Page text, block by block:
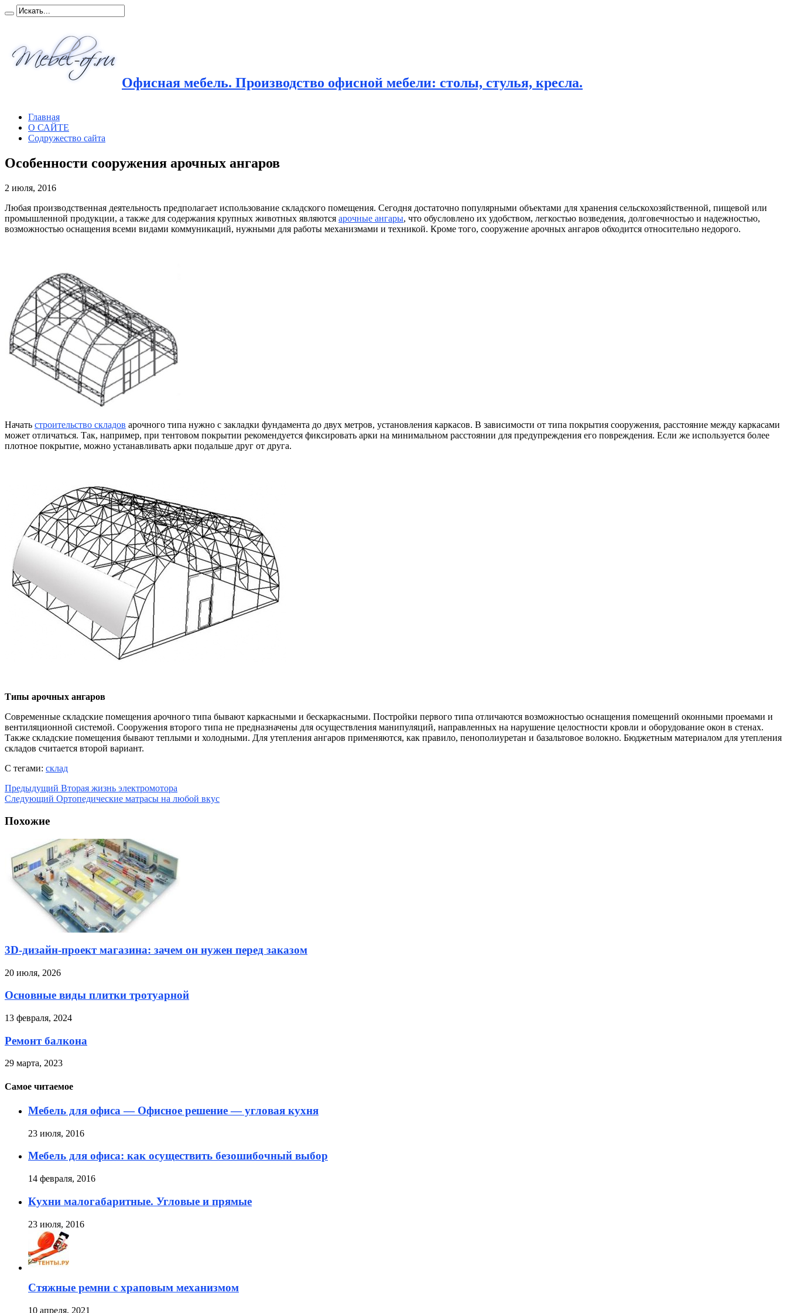
Офисная мебель. Производство офисной мебели: столы, стулья, кресла.
Главная
О САЙТЕ
Содружество сайта
Особенности сооружения арочных ангаров
2 июля, 2016
Любая производственная деятельность предполагает использование складского помещения. Сегодня достаточно популярными объектами для хранения сельскохозяйственной, пищевой или
промышленной продукции, а также для содержания крупных животных являются арочные ангары, что обусловлено их удобством, легкостью возведения, долговечностью и надежностью,
возможностью оснащения всеми видами коммуникаций, нужными для работы механизмами и техникой. Кроме того, сооружение арочных ангаров обходится относительно недорого.
Начать строительство складов арочного типа нужно с закладки фундамента до двух метров, установления каркасов. В зависимости от типа покрытия сооружения, расстояние между каркасами
может отличаться. Так, например, при тентовом покрытии рекомендуется фиксировать арки на минимальном расстоянии для предупреждения его повреждения. Если же используется более
плотное покрытие, можно устанавливать арки подальше друг от друга.
Типы арочных ангаров
Современные складские помещения арочного типа бывают каркасными и бескаркасными. Постройки первого типа отличаются возможностью оснащения помещений оконными проемами и
вентиляционной системой. Сооружения второго типа не предназначены для осуществления манипуляций, направленных на нарушение целостности кровли и оборудование окон в стенах.
Также складские помещения бывают теплыми и холодными. Для утепления ангаров применяются, как правило, пенополиуретан и базальтовое волокно. Бюджетным материалом для утепления
складов считается второй вариант.
С тегами: склад
Предыдущий Вторая жизнь электромотора
Следующий Ортопедические матрасы на любой вкус
Похожие
3D-дизайн-проект магазина: зачем он нужен перед заказом
20 июля, 2026
Основные виды плитки тротуарной
13 февраля, 2024
Ремонт балкона
29 марта, 2023
Самое читаемое
Мебель для офиса — Офисное решение — угловая кухня
23 июля, 2016
Мебель для офиса: как осуществить безошибочный выбор
14 февраля, 2016
Кухни малогабаритные. Угловые и прямые
23 июля, 2016
Стяжные ремни с храповым механизмом
10 апреля, 2021